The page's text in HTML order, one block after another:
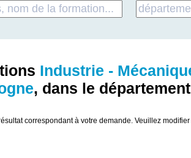
Industrie -
, dans le
correspondant à votre demande. Veuillez